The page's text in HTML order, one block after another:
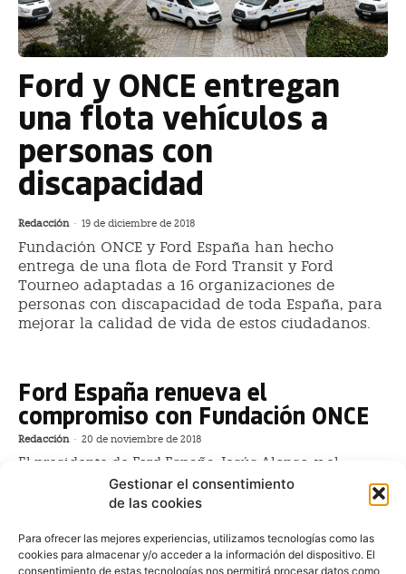
Gestionar el consentimiento
de las cookies
Para ofrecer las mejores experiencias, utilizamos tecnologías como las
cookies para almacenar y/o acceder a la información del dispositivo. El
consentimiento de estas tecnologías nos permitirá procesar datos como
Ford y ONCE entregan
una flota vehículos a
personas con
discapacidad
Redacción - 19 de diciembre de 2018
Fundación ONCE y Ford España han hecho
entrega de una flota de Ford Transit y Ford
Tourneo adaptadas a 16 organizaciones de
personas con discapacidad de toda España, para
mejorar la calidad de vida de estos ciudadanos.
Ford España renueva el
compromiso con Fundación ONCE
Redacción - 20 de noviembre de 2018
El presidente de Ford España, Jesús Alonso, y el
presidente del Grupo Social ONCE, Miguel Carballeda,
han renovado el Convenio Inserta, firmado por vez en
Share the Road de Ford impulsa la